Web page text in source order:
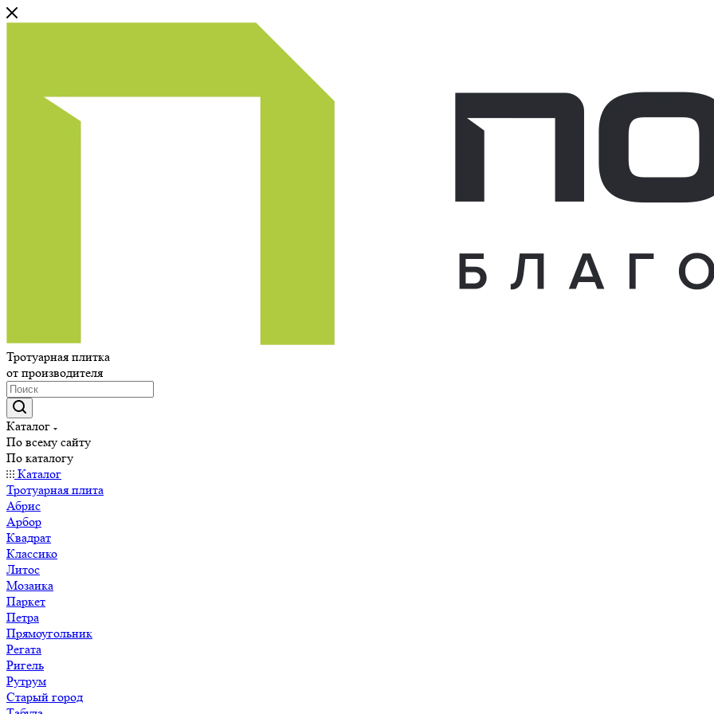
Тротуарная плитка
от производителя
Каталог
По всему сайту
По каталогу
Каталог
Тротуарная плита
Абрис
Арбор
Квадрат
Классико
Литос
Мозаика
Паркет
Петра
Прямоугольник
Регата
Ригель
Рутрум
Старый город